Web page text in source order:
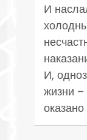
И
И,
жизни –